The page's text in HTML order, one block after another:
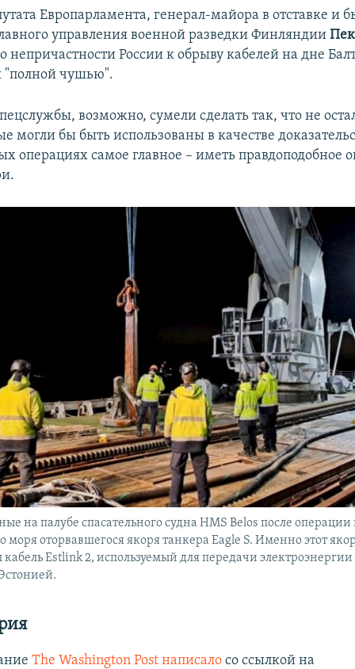
Европарламента, генерал-майора в отставке и
управления военной разведки Финляндии
непричастности России к обрыву кабелей на дне
"полной чушью".
возможно, сумели сделать так, что не
могли бы быть использованы в качестве
операциях самое главное – иметь правдоподобное
на палубе спасательного судна HMS Belos после операции
моря оторвавшегося якоря танкера Eagle S. Именно этот
кабель Estlink 2, используемый для передачи
The Washington Post написало со ссылкой на